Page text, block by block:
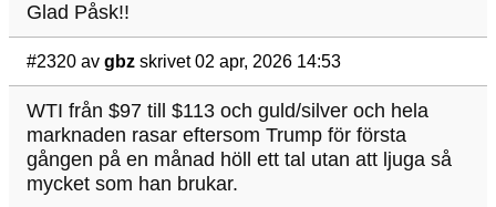
Glad Påsk!!
#2320 av gbz skrivet 02 apr, 2026 14:53
WTI från $97 till $113 och guld/silver och hela
marknaden rasar eftersom Trump för första
gången på en månad höll ett tal utan att ljuga så
mycket som han brukar.